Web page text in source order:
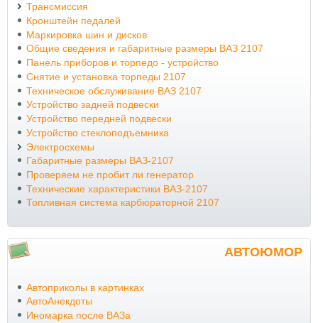
Трансмиссия
Кронштейн педалей
Маркировка шин и дисков
Общие сведения и габаритные размеры ВАЗ 2107
Панель приборов и торпедо - устройство
Снятие и установка торпеды 2107
Техническое обслуживание ВАЗ 2107
Устройство задней подвески
Устройство передней подвески
Устройство стеклоподъемника
Электросхемы
Габаритные размеры ВАЗ-2107
Проверяем не пробит ли генератор
Технические характеристики ВАЗ-2107
Топливная система карбюраторной 2107
АВТОЮМОР
Автоприколы в картинках
АвтоАнекдоты
Иномарка после ВАЗа